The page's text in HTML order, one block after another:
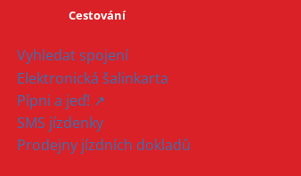
Cestování
Vyhledat spojení
Elektronická šalinkarta
Pípni a jeď! ↗
SMS jízdenky
Prodejny jízdních dokladů